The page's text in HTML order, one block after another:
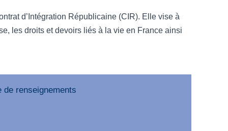
d’Intégration Républicaine (CIR). Elle vise à
les droits et devoirs liés à la vie en France ainsi
de renseignements